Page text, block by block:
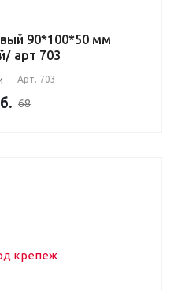
90*100*50 мм
арт 703
Арт. 703
68